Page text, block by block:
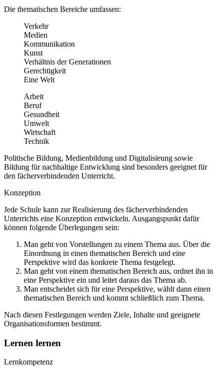
Die thematischen Bereiche umfassen:
Verkehr
Medien
Kommunikation
Kunst
Verhältnis der Generationen
Gerechtigkeit
Eine Welt
Arbeit
Beruf
Gesundheit
Umwelt
Wirtschaft
Technik
Politische Bildung, Medienbildung und Digitalisieung sowie
Bildung für nachhaltige Entwicklung sind besonders geeignet für
den fächerverbindenden Unterricht.
Konzeption
Jede Schule kann zur Realisierung des fächerverbindenden
Unterrichts eine Konzeption entwickeln. Ausgangspunkt dafür
können folgende Überlegungen sein:
Man geht von Vorstellungen zu einem Thema aus. Über die
Einordnung in einen thematischen Bereich und eine
Perspektive wird das konkrete Thema festgelegt.
Man geht von einem thematischen Bereich aus, ordnet ihn in
eine Perspektive ein und leitet daraus das Thema ab.
Man entscheidet sich für eine Perspektive, wählt dann einen
thematischen Bereich und kommt schließlich zum Thema.
Nach diesen Festlegungen werden Ziele, Inhalte und geeignete
Organisationsformen bestimmt.
Lernen lernen
Lernkompetenz